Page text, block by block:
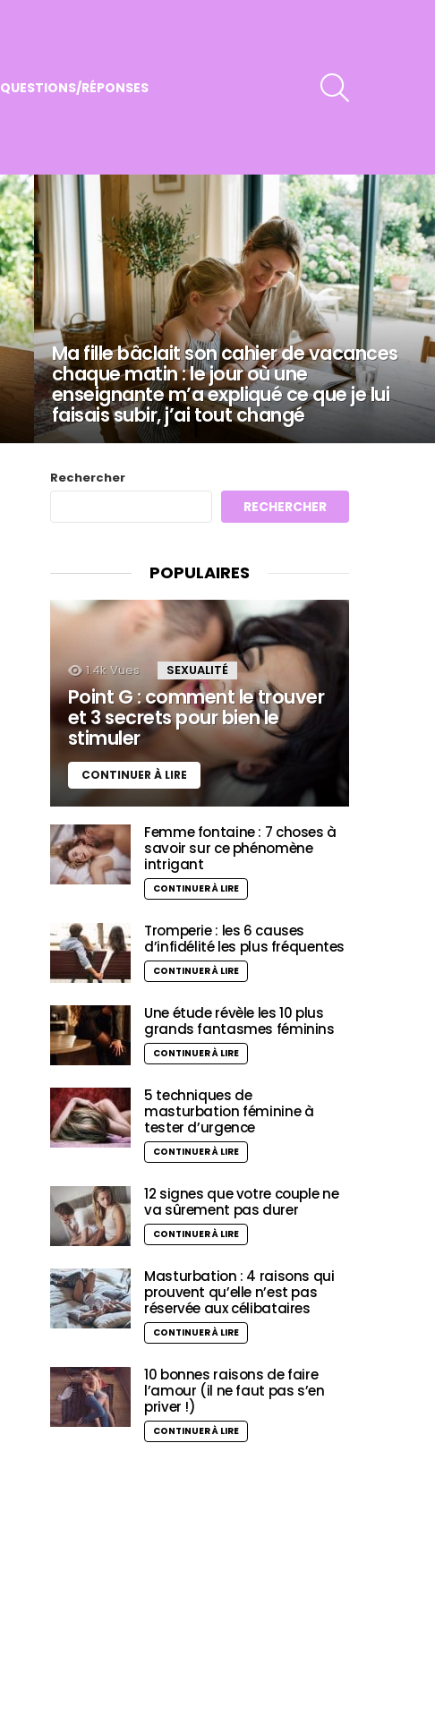
QUESTIONS/RÉPONSES
Ma fille bâclait son cahier de vacances
chaque matin : le jour où une
enseignante m’a expliqué ce que je lui
faisais subir, j’ai tout changé
Rechercher
RECHERCHER
POPULAIRES
1.4k Vues SEXUALITÉ
Point G : comment le trouver
et 3 secrets pour bien le
stimuler
CONTINUER À LIRE
Femme fontaine : 7 choses à
savoir sur ce phénomène
intrigant
CONTINUER À LIRE
Tromperie : les 6 causes
d’infidélité les plus fréquentes
CONTINUER À LIRE
Une étude révèle les 10 plus
grands fantasmes féminins
CONTINUER À LIRE
5 techniques de
masturbation féminine à
tester d’urgence
CONTINUER À LIRE
12 signes que votre couple ne
va sûrement pas durer
CONTINUER À LIRE
Masturbation : 4 raisons qui
prouvent qu’elle n’est pas
réservée aux célibataires
CONTINUER À LIRE
10 bonnes raisons de faire
l’amour (il ne faut pas s’en
priver !)
CONTINUER À LIRE